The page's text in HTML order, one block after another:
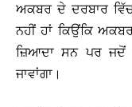
ਅਕਬਰ ਦੇ ਦਰਬਾਰ
ਨਹੀਂ ਹਾਂ ਕਿਉਂਕਿ
ਜ਼ਿਆਦਾ ਸਨ ਪਰ ਜਦੋਂ
ਜਾਵਾਂਗਾ।